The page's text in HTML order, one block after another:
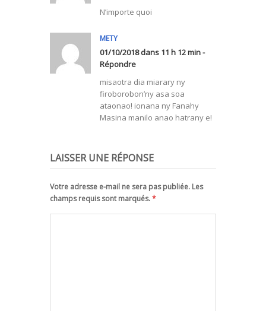
N’importe quoi
METY
01/10/2018 dans 11 h 12 min -
Répondre
misaotra dia miarary ny
firoborobon’ny asa soa
ataonao! ionana ny Fanahy
Masina manilo anao hatrany e!
LAISSER UNE RÉPONSE
Votre adresse e-mail ne sera pas publiée. Les
champs requis sont marqués.*